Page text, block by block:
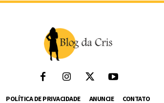
POLÍTICA DE PRIVACIDADE ANUNCIE CONTATO